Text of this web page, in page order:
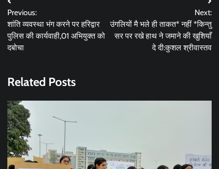
Post
navigation
Previous:
शांति व्यवस्था भंग करने पर हरिद्वार
पुलिस की कार्यवाही,01 अभियुक्त को
दबोचा
Next:
उंगलियों मै भले ही ताकत* नहीं *किन्तु
सर पर रखे हाथ ने जमाने की खुशियाँ
दे दी:कुशल श्रीवास्तव
Related Posts